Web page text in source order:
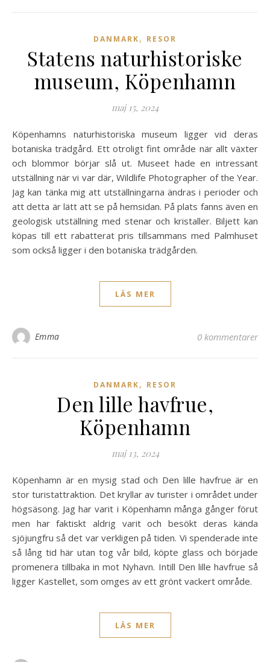
DANMARK, RESOR
Statens naturhistoriske
museum, Köpenhamn
maj 15, 2024
Köpenhamns naturhistoriska museum ligger vid deras
botaniska trädgård. Ett otroligt fint område när allt växter
och blommor börjar slå ut. Museet hade en intressant
utställning när vi var där, Wildlife Photographer of the Year.
Jag kan tänka mig att utställningarna ändras i perioder och
att detta är lätt att se på hemsidan. På plats fanns även en
geologisk utställning med stenar och kristaller. Biljett kan
köpas till ett rabatterat pris tillsammans med Palmhuset
som också ligger i den botaniska trädgården.
LÄS MER
Emma 0 kommentarer
DANMARK, RESOR
Den lille havfrue,
Köpenhamn
maj 13, 2024
Köpenhamn är en mysig stad och Den lille havfrue är en
stor turistattraktion. Det kryllar av turister i området under
högsäsong. Jag har varit i Köpenhamn många gånger förut
men har faktiskt aldrig varit och besökt deras kända
sjöjungfru så det var verkligen på tiden. Vi spenderade inte
så lång tid här utan tog vår bild, köpte glass och började
promenera tillbaka in mot Nyhavn. Intill Den lille havfrue så
ligger Kastellet, som omges av ett grönt vackert område.
LÄS MER